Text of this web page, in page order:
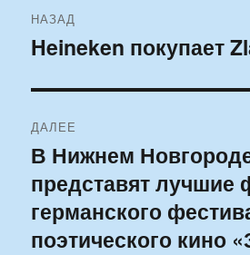
по
НАЗАД
Предыдущая
Heineken покупает
ДАЛЕЕ
Следующая
запись:
В Нижнем
представят лучшие
германского
поэтического кино